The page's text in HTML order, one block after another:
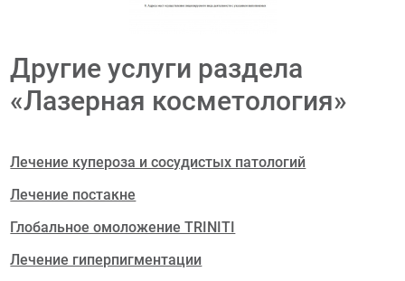
Другие услуги раздела
«Лазерная косметология»
Лечение купероза и сосудистых патологий
Лечение постакне
Глобальное омоложение TRINITI
Лечение гиперпигментации